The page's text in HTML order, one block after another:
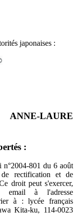
japonaises :
LAURE
:
n°2004-801 du 6 août
rectification et de
droit peut s'exercer,
email à l'adresse
à : lycée français
Kita-ku, 114-0023